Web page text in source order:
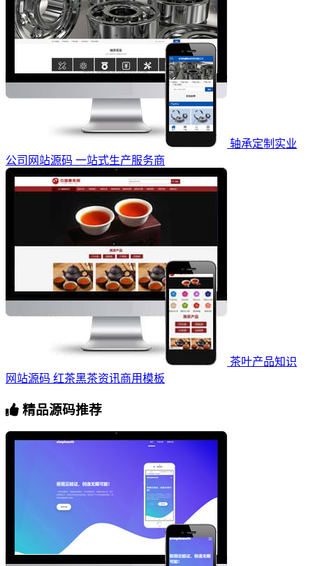
轴承定制实业
公司网站源码 一站式生产服务商
茶叶产品知识
网站源码 红茶黑茶资讯商用模板
精品源码推荐